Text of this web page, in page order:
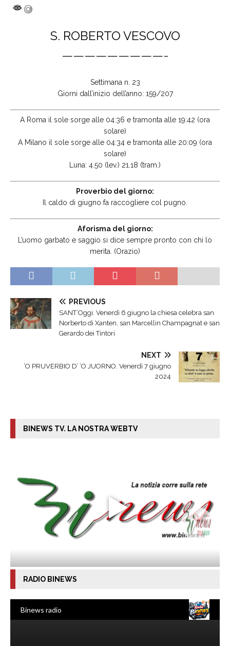
S. ROBERTO VESCOVO
—————————-
Settimana n. 23
Giorni dall’inizio dell’anno: 159/207
A Roma il sole sorge alle 04:36 e tramonta alle 19:42 (ora
solare)
A Milano il sole sorge alle 04:34 e tramonta alle 20:09 (ora
solare)
Luna: 4.50 (lev.) 21.18 (tram.)
Proverbio del giorno:
Il caldo di giugno fa raccogliere col pugno.
Aforisma del giorno:
L’uomo garbato e saggio si dice sempre pronto con chi lo
merita. (Orazio)
PREVIOUS
SANT’Oggi. Venerdì 6 giugno la chiesa celebra san
Norberto di Xanten, san Marcellin Champagnat e san
Gerardo dei Tintori
NEXT
‘O PRUVERBIO D’ ‘O JUORNO. Venerdì 7 giugno
2024
BINEWS TV. LA NOSTRA WEBTV
RADIO BINEWS